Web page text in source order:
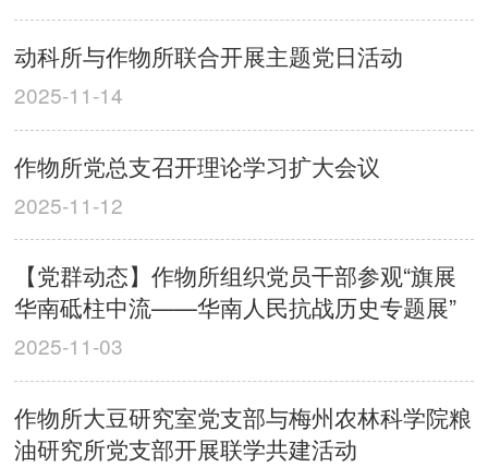
动科所与作物所联合开展主题党日活动
2025-11-14
作物所党总支召开理论学习扩大会议
2025-11-12
【党群动态】作物所组织党员干部参观“旗展
华南砥柱中流——华南人民抗战历史专题展”
2025-11-03
作物所大豆研究室党支部与梅州农林科学院粮
油研究所党支部开展联学共建活动